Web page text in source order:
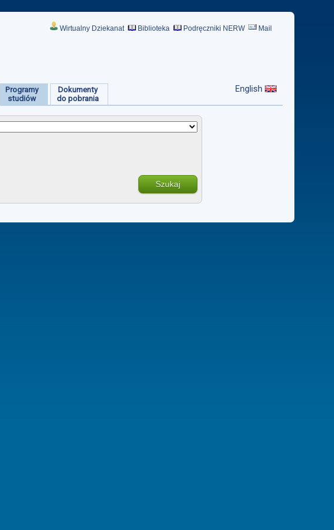
Wirtualny Dziekanat Biblioteka Podręczniki NERW Mail
Programy
studiów
Dokumenty
do pobrania
English